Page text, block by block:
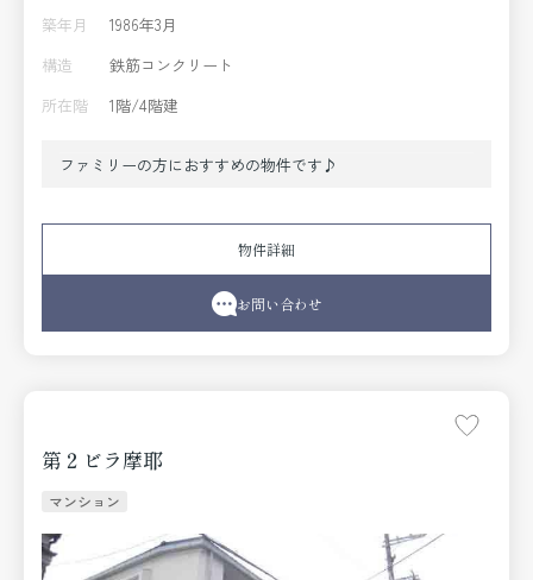
築年月
1986年3月
構造
鉄筋コンクリート
所在階
1階/4階建
ファミリーの方におすすめの物件です♪
物件詳細
お問い合わせ
第２ビラ摩耶
マンション